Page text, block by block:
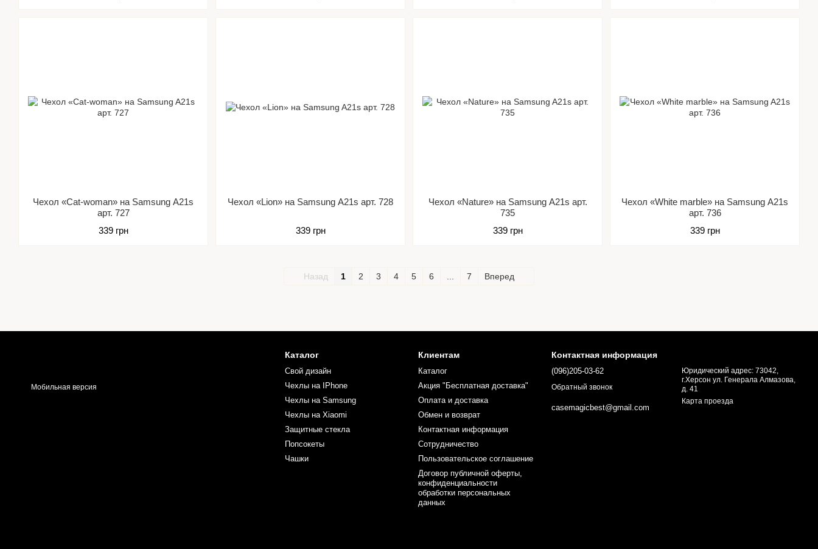
Чехол «Cat-woman» на Samsung A21s
арт. 727
339 грн
Чехол «Lion» на Samsung A21s арт. 728
339 грн
Чехол «Nature» на Samsung A21s арт.
735
339 грн
Чехол «White marble» на Samsung A21s
арт. 736
339 грн
Назад 1 2 3 4 5 6 7 Вперед
Мобильная версия
Каталог
Свой дизайн
Чехлы на IPhone
Чехлы на Samsung
Чехлы на Xiaomi
Защитные стекла
Попсокеты
Чашки
Клиентам
Каталог
Акция "Бесплатная доставка"
Оплата и доставка
Обмен и возврат
Контактная информация
Сотрудничество
Пользовательское соглашение
Договор публичной оферты,
конфиденциальности
обработки персональных
данных
Контактная информация
(096)205-03-62
Обратный звонок
casemagicbest@gmail.com
Юридический адрес: 73042,
г.Херсон ул. Генерала Алмазова,
д. 41
Карта проезда